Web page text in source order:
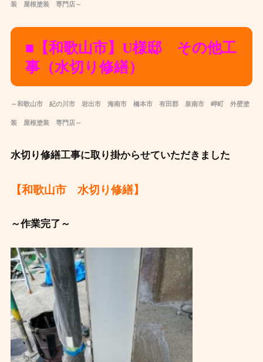
装 屋根塗装 専門店～
■【和歌山市】U様邸 その他工
事（水切り修繕）
～和歌山市 紀の川市 岩出市 海南市 橋本市 有田郡 泉南市 岬町 外壁塗
装 屋根塗装 専門店～
水切り修繕工事に取り掛からせていただきました
【和歌山市 水切り修繕】
～作業完了～